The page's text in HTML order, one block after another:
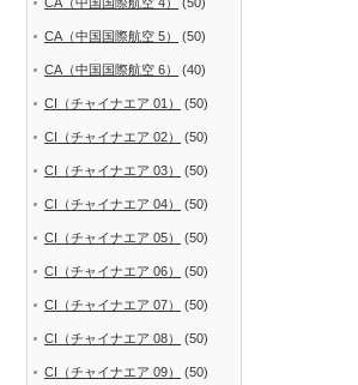
CA（中国国際航空 5） (50)
CA（中国国際航空 6） (40)
CI（チャイナエア 01） (50)
CI（チャイナエア 02） (50)
CI（チャイナエア 03） (50)
CI（チャイナエア 04） (50)
CI（チャイナエア 05） (50)
CI（チャイナエア 06） (50)
CI（チャイナエア 07） (50)
CI（チャイナエア 08） (50)
CI（チャイナエア 09） (50)